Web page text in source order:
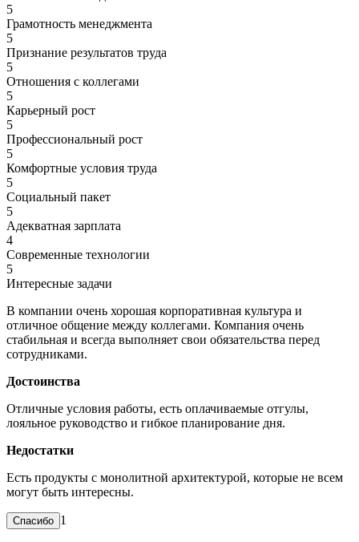
5
Грамотность менеджмента
5
Признание результатов труда
5
Отношения с коллегами
5
Карьерный рост
5
Профессиональный рост
5
Комфортные условия труда
5
Социальный пакет
5
Адекватная зарплата
4
Современные технологии
5
Интересные задачи
В компании очень хорошая корпоративная культура и
отличное общение между коллегами. Компания очень
стабильная и всегда выполняет свои обязательства перед
сотрудниками.
Достоинства
Отличные условия работы, есть оплачиваемые отгулы,
лояльное руководство и гибкое планирование дня.
Недостатки
Есть продукты с монолитной архитектурой, которые не всем
могут быть интересны.
1